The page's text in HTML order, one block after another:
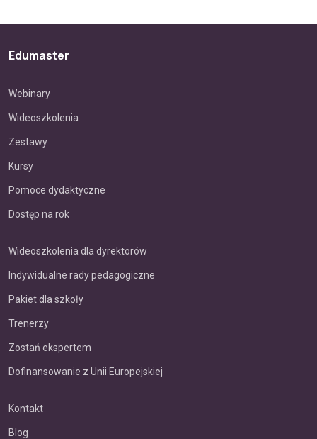
Edumaster
Webinary
Wideoszkolenia
Zestawy
Kursy
Pomoce dydaktyczne
Dostęp na rok
Wideoszkolenia dla dyrektorów
Indywidualne rady pedagogiczne
Pakiet dla szkoły
Trenerzy
Zostań ekspertem
Dofinansowanie z Unii Europejskiej
Kontakt
Blog